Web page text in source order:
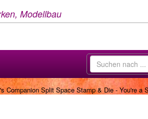
Modellbau
Companion Split Space Stamp & Die - You're a